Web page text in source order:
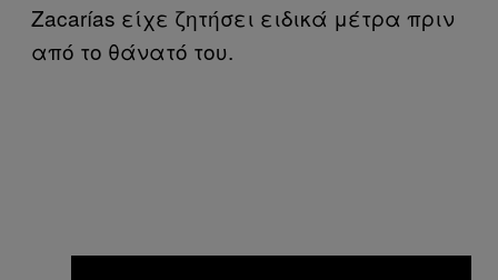
Zacarías είχε ζητήσει ειδικά μέτρα πριν
από το θάνατό του.